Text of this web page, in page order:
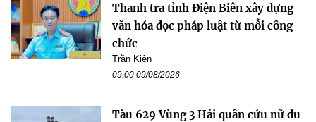
Thanh tra tỉnh Điện Biên xây dựng
văn hóa đọc pháp luật từ mỗi công
chức
Trần Kiên
09:00 09/08/2026
Tàu 629 Vùng 3 Hải quân cứu nữ du